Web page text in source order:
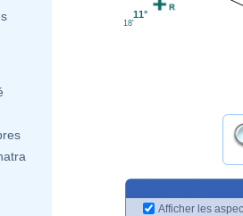
11°
18'
Afficher les